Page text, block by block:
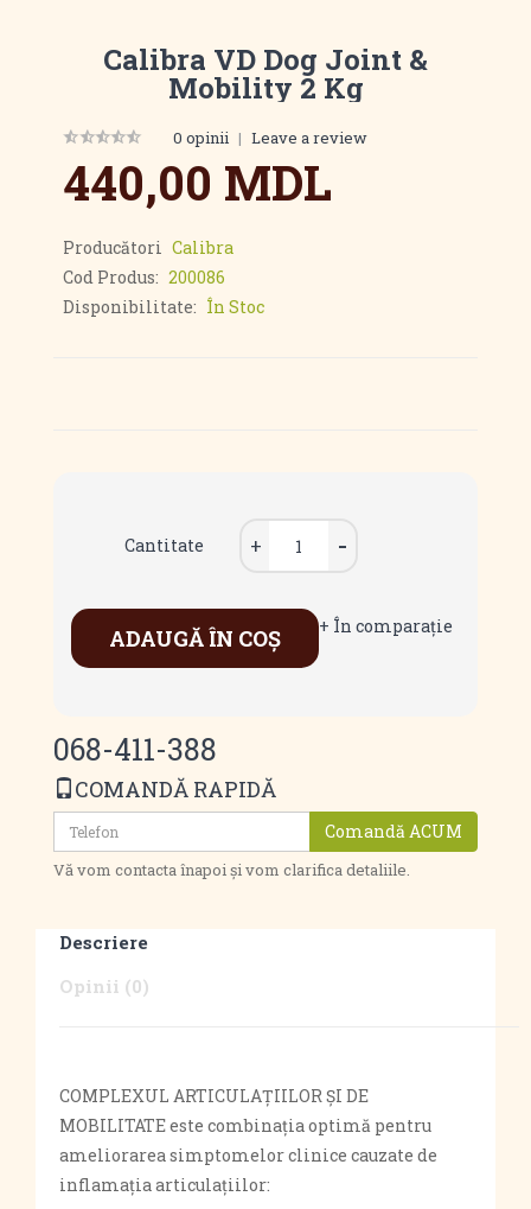
Calibra VD Dog Joint &
Mobility 2 Kg
0 opinii | Leave a review
440,00 MDL
Producători Calibra
Cod Produs: 200086
Disponibilitate: În Stoc
Cantitate
ADAUGĂ ÎN COŞ + În comparaţie
068-411-388
COMANDĂ RAPIDĂ
Comandă ACUM
Vă vom contacta înapoi și vom clarifica detaliile.
Descriere
Opinii (0)
COMPLEXUL ARTICULAȚIILOR ȘI DE
MOBILITATE este combinația optimă pentru
ameliorarea simptomelor clinice cauzate de
inflamația articulațiilor: